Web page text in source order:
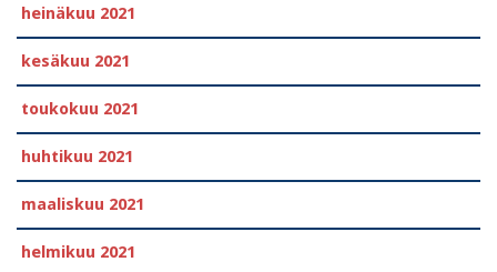
heinäkuu 2021
kesäkuu 2021
toukokuu 2021
huhtikuu 2021
maaliskuu 2021
helmikuu 2021